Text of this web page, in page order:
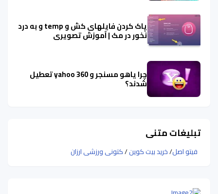
پاک کردن فایلهای کش و temp و به درد
نخور در مک | آموزش تصویری
چرا یاهو مسنجر و yahoo 360 تعطیل
شدند؟
تبلیغات متنی
فیتو اصل/خرید بیت کوین/کتونی ورزشی ارزان